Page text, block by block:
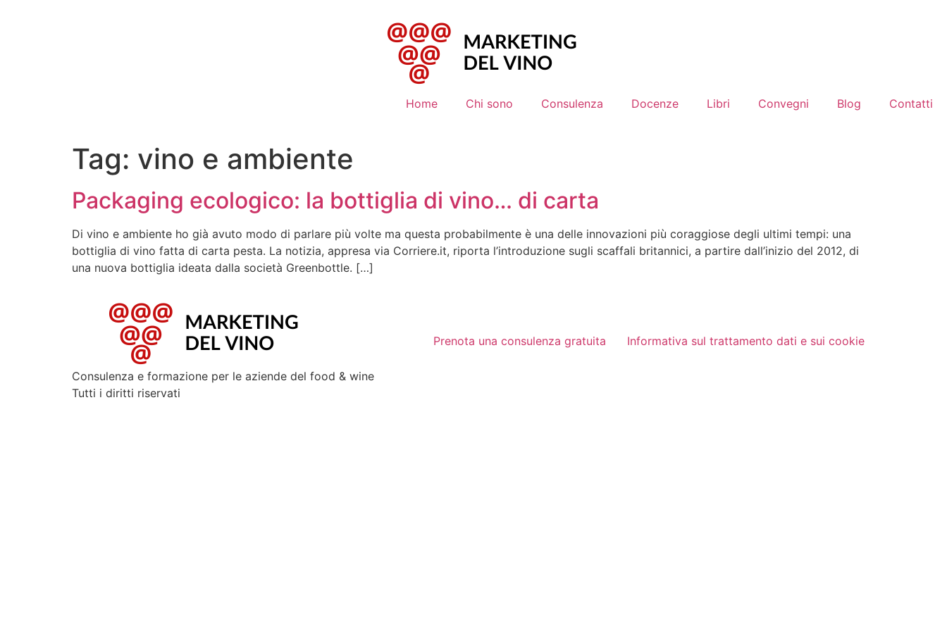
Home Chi sono Consulenza Docenze Libri Convegni Blog Contatti
Tag: vino e ambiente
Packaging ecologico: la bottiglia di vino… di carta
Di vino e ambiente ho già avuto modo di parlare più volte ma questa probabilmente è una delle innovazioni più coraggiose degli ultimi tempi: una
bottiglia di vino fatta di carta pesta. La notizia, appresa via Corriere.it, riporta l’introduzione sugli scaffali britannici, a partire dall’inizio del 2012, di
una nuova bottiglia ideata dalla società Greenbottle. […]
Consulenza e formazione per le aziende del food & wine
Prenota una consulenza gratuita Informativa sul trattamento dati e sui cookie
Tutti i diritti riservati